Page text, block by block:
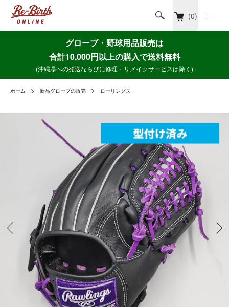
(0)
グローブ・野球用品販売は
合計10,000円以上の購入で送料無料
(沖縄県への発送ならびに修理・リメイクサービスは除く)
ホーム 新品グローブの販売 ローリングス